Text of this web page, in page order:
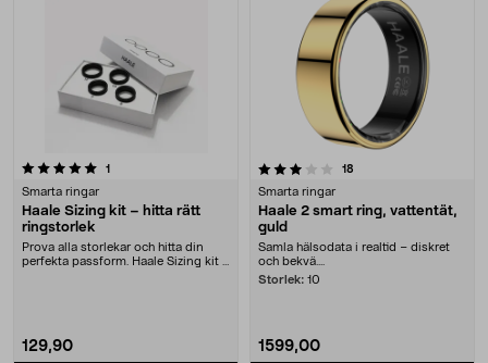
1
Smarta ringar
Haale Sizing kit – hitta rätt
ringstorlek
Prova alla storlekar och hitta din
perfekta passform. Haale Sizing kit –
129,90
3.5 av 5 stjärnor 18
Smarta ringar
Haale 2 smart ring, vattentät,
guld
Samla hälsodata i realtid – diskret
och bekvä....
Storlek: 10
1599,00